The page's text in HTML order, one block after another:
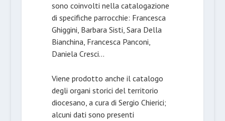
sono coinvolti nella catalogazione
di specifiche parrocchie: Francesca
Ghiggini, Barbara Sisti, Sara Della
Bianchina, Francesca Panconi,
Daniela Cresci…
Viene prodotto anche il catalogo
degli organi storici del territorio
diocesano, a cura di Sergio Chierici;
alcuni dati sono presenti